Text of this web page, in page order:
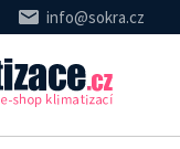
info@sokra.cz